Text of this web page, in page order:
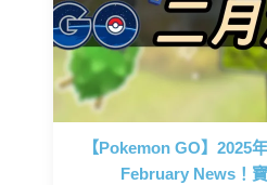
【Pokemon GO】2025
February News！